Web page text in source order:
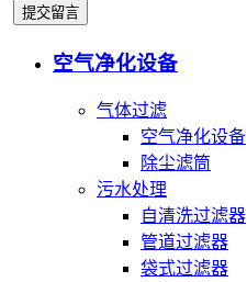
空气净化设备
气体过滤
空气净化设备
除尘滤筒
污水处理
自清洗过滤器
管道过滤器
袋式过滤器